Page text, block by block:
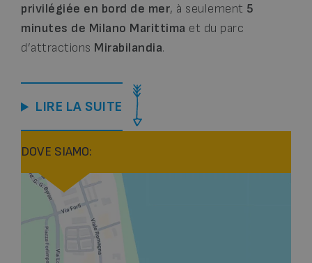
privilégiée en bord de mer, à seulement 5
minutes de Milano Marittima et du parc
d’attractions Mirabilandia.
LIRE LA SUITE
DOVE SIAMO: